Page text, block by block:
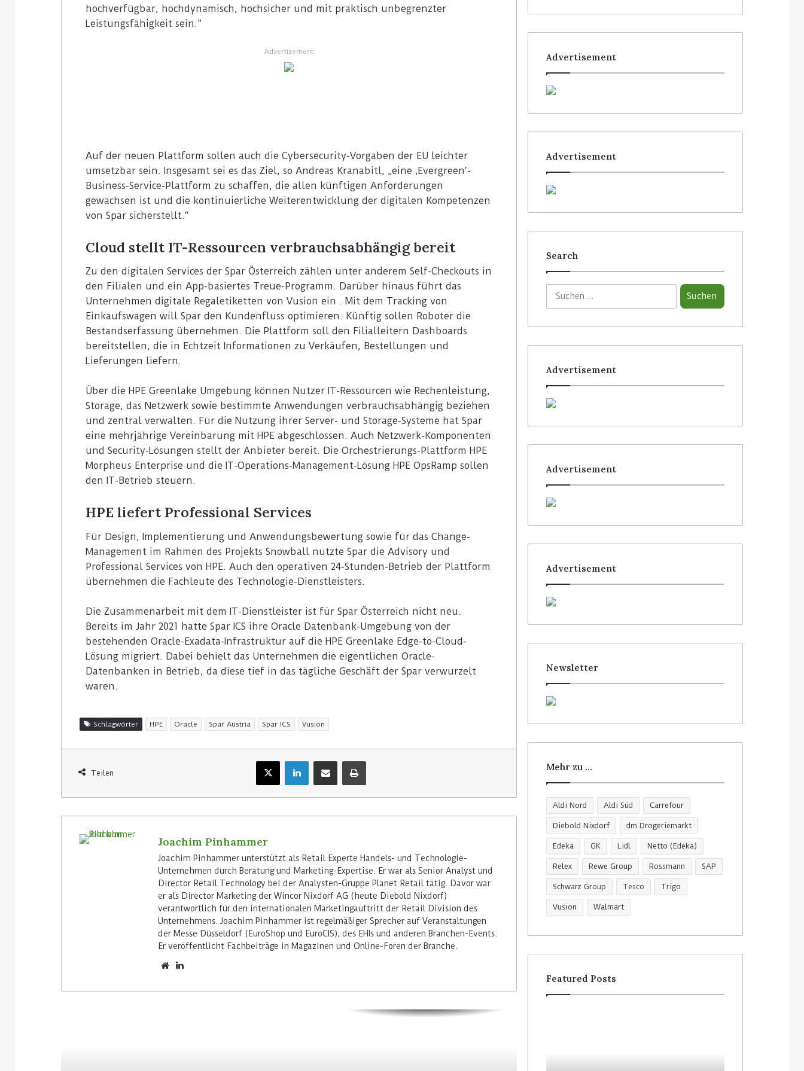
hochverfügbar, hochdynamisch, hochsicher und mit praktisch unbegrenzter
Leistungsfähigkeit sein.”
Advertisement
Auf der neuen Plattform sollen auch die Cybersecurity-Vorgaben der EU leichter
umsetzbar sein. Insgesamt sei es das Ziel, so Andreas Kranabitl, „eine ‚Evergreen‘-
Business-Service-Plattform zu schaffen, die allen künftigen Anforderungen
gewachsen ist und die kontinuierliche Weiterentwicklung der digitalen Kompetenzen
von Spar sicherstellt.“
Cloud stellt IT-Ressourcen verbrauchsabhängig bereit
Zu den digitalen Services der Spar Österreich zählen unter anderem Self-Checkouts in
den Filialen und ein App-basiertes Treue-Programm. Darüber hinaus führt das
Unternehmen digitale Regaletiketten von Vusion ein . Mit dem Tracking von
Einkaufswagen will Spar den Kundenfluss optimieren. Künftig sollen Roboter die
Bestandserfassung übernehmen. Die Plattform soll den Filialleitern Dashboards
bereitstellen, die in Echtzeit Informationen zu Verkäufen, Bestellungen und
Lieferungen liefern.
Über die HPE Greenlake Umgebung können Nutzer IT-Ressourcen wie Rechenleistung,
Storage, das Netzwerk sowie bestimmte Anwendungen verbrauchsabhängig beziehen
und zentral verwalten. Für die Nutzung ihrer Server- und Storage-Systeme hat Spar
eine mehrjährige Vereinbarung mit HPE abgeschlossen. Auch Netzwerk-Komponenten
und Security-Lösungen stellt der Anbieter bereit. Die Orchestrierungs-Plattform HPE
Morpheus Enterprise und die IT-Operations-Management-Lösung HPE OpsRamp sollen
den IT-Betrieb steuern.
HPE liefert Professional Services
Für Design, Implementierung und Anwendungsbewertung sowie für das Change-
Management im Rahmen des Projekts Snowball nutzte Spar die Advisory und
Professional Services von HPE. Auch den operativen 24-Stunden-Betrieb der Plattform
übernehmen die Fachleute des Technologie-Dienstleisters.
Die Zusammenarbeit mit dem IT-Dienstleister ist für Spar Österreich nicht neu.
Bereits im Jahr 2021 hatte Spar ICS ihre Oracle Datenbank-Umgebung von der
bestehenden Oracle-Exadata-Infrastruktur auf die HPE Greenlake Edge-to-Cloud-
Lösung migriert. Dabei behielt das Unternehmen die eigentlichen Oracle-
Datenbanken in Betrieb, da diese tief in das tägliche Geschäft der Spar verwurzelt
waren.
Schlagwörter HPE Oracle Spar Austria Spar ICS Vusion
Teilen
Joachim Pinhammer
Joachim Pinhammer unterstützt als Retail Experte Handels- und Technologie-
Unternehmen durch Beratung und Marketing-Expertise. Er war als Senior Analyst und
Director Retail Technology bei der Analysten-Gruppe Planet Retail tätig. Davor war
er als Director Marketing der Wincor Nixdorf AG (heute Diebold Nixdorf)
verantwortlich für den internationalen Marketingauftritt der Retail Division des
Unternehmens. Joachim Pinhammer ist regelmäßiger Sprecher auf Veranstaltungen
der Messe Düsseldorf (EuroShop und EuroCIS), des EHIs und anderen Branchen-Events.
Er veröffentlicht Fachbeiträge in Magazinen und Online-Foren der Branche.
Advertisement
Advertisement
Search
Advertisement
Advertisement
Advertisement
Newsletter
Mehr zu …
Aldi Nord Aldi Süd Carrefour
Diebold Nixdorf dm Drogeriemarkt
Edeka GK Lidl Netto (Edeka)
Relex Rewe Group Rossmann SAP
Schwarz Group Tesco Trigo
Vusion Walmart
Featured Posts